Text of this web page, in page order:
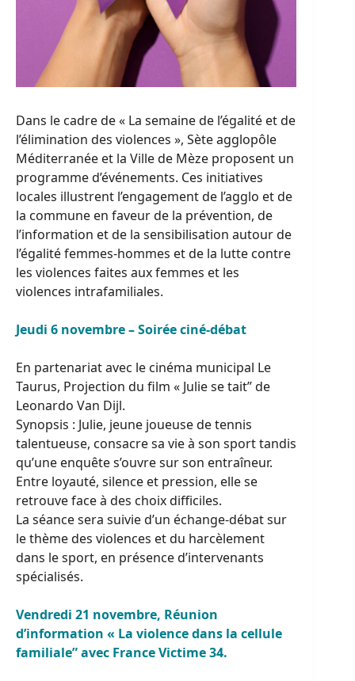
Dans le cadre de « La semaine de l’égalité et de
l’élimination des violences », Sète agglopôle
Méditerranée et la Ville de Mèze proposent un
programme d’événements. Ces initiatives
locales illustrent l’engagement de l’agglo et de
la commune en faveur de la prévention, de
l’information et de la sensibilisation autour de
l’égalité femmes-hommes et de la lutte contre
les violences faites aux femmes et les
violences intrafamiliales.
Jeudi 6 novembre – Soirée ciné-débat
En partenariat avec le cinéma municipal Le
Taurus, Projection du film « Julie se tait” de
Leonardo Van Dijl.
Synopsis : Julie, jeune joueuse de tennis
talentueuse, consacre sa vie à son sport tandis
qu’une enquête s’ouvre sur son entraîneur.
Entre loyauté, silence et pression, elle se
retrouve face à des choix difficiles.
La séance sera suivie d’un échange-débat sur
le thème des violences et du harcèlement
dans le sport, en présence d’intervenants
spécialisés.
Vendredi 21 novembre, Réunion
d’information « La violence dans la cellule
familiale” avec France Victime 34.